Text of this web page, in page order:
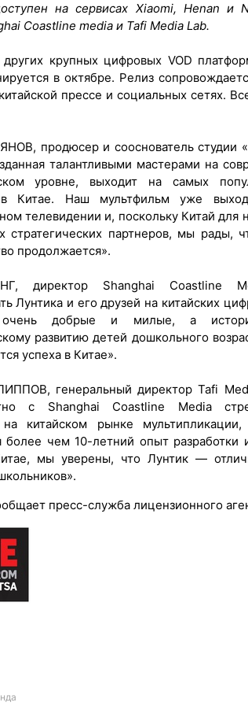
на сервисах Xiaomi, Henan и
Coastline media и Tafi Media Lab.
крупных цифровых VOD
в октябре. Релиз
прессе и социальных сетях.
продюсер и сооснователь студии
талантливыми мастерами на
уровне, выходит на самых
в Китае. Наш мультфильм уже
телевидении и, поскольку Китай для
стратегических партнеров, мы рады,
продолжается».
директор Shanghai Coastline
Лунтика и его друзей на китайских
добрые и милые, а история
развитию детей дошкольного
успеха в Китае».
генеральный директор Tafi
с Shanghai Coastline Media
на китайском рынке
чем 10-летний опыт разработки
мы уверены, что Лунтик —
пресс-служба лицензионного